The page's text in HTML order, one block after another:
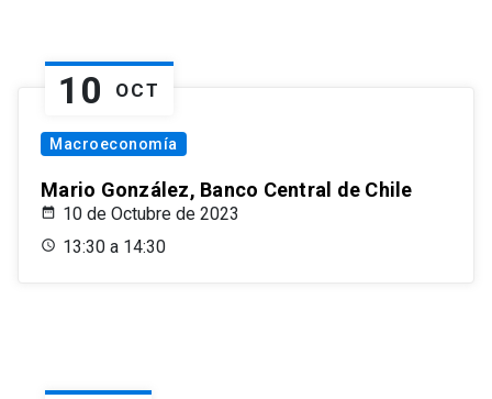
10 OCT
Macroeconomía
Mario González, Banco Central de Chile
10 de Octubre de 2023
13:30 a 14:30